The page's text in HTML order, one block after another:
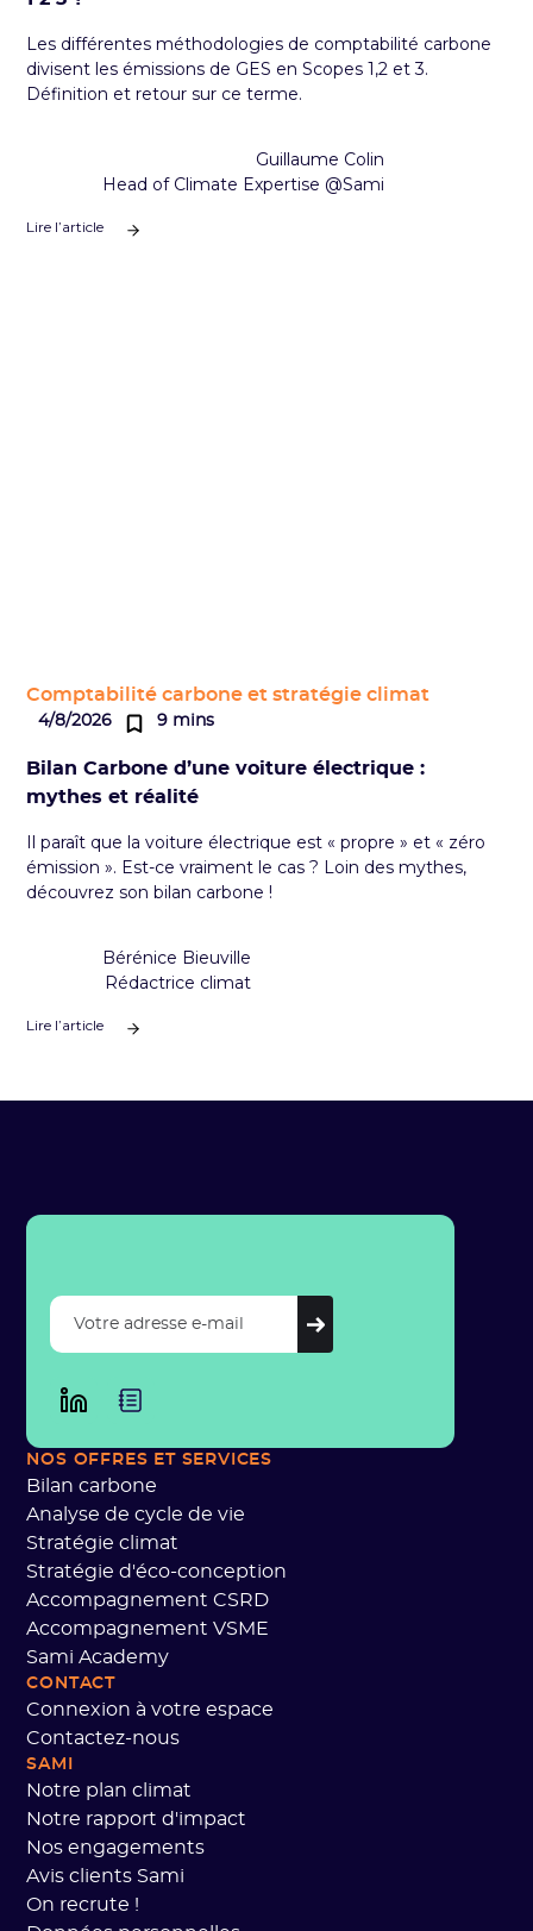
Les différentes méthodologies de comptabilité carbone
divisent les émissions de GES en Scopes 1,2 et 3.
Définition et retour sur ce terme.
Guillaume Colin
Head of Climate Expertise @Sami
Lire l’article
Comptabilité carbone et stratégie climat
4/8/2026 9 mins
Bilan Carbone d’une voiture électrique :
mythes et réalité
Il paraît que la voiture électrique est « propre » et « zéro
émission ». Est-ce vraiment le cas ? Loin des mythes,
découvrez son bilan carbone !
Bérénice Bieuville
Rédactrice climat
Lire l’article
NOS OFFRES ET SERVICES
Bilan carbone
Analyse de cycle de vie
Stratégie climat
Stratégie d'éco-conception
Accompagnement CSRD
Accompagnement VSME
Sami Academy
CONTACT
Connexion à votre espace
Contactez-nous
SAMI
Notre plan climat
Notre rapport d'impact
Nos engagements
Avis clients Sami
On recrute !